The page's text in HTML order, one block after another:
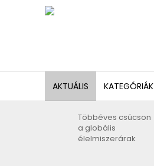
AKTUÁLIS KATEGÓRIÁK
Többéves csúcson
a globális
élelmiszerárak